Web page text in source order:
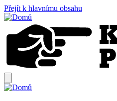
Přejít k hlavnímu obsahu